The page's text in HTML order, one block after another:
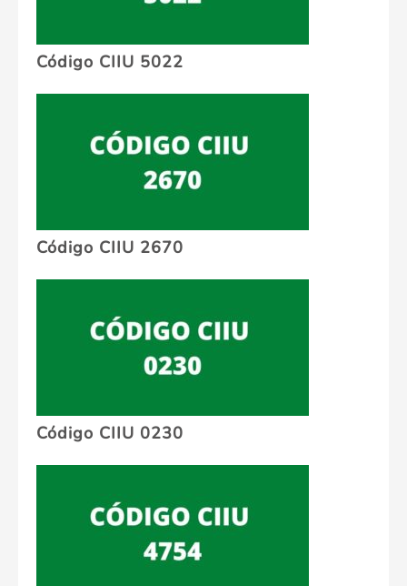
Código CIIU 5022
Código CIIU 2670
Código CIIU 0230